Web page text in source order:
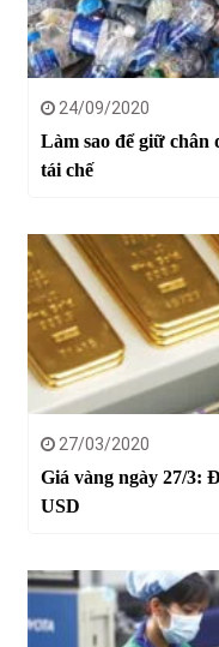
24/09/2020
Làm sao để giữ
tái chế
27/03/2020
Giá vàng ngày 27/3:
USD